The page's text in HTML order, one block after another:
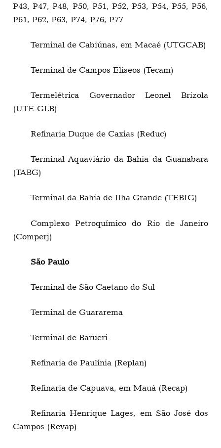
P43, P47, P48, P50, P51, P52, P53, P54, P55, P56,
P61, P62, P63, P74, P76, P77
Terminal de Cabiúnas, em Macaé (UTGCAB)
Terminal de Campos Elíseos (Tecam)
Termelétrica Governador Leonel Brizola
(UTE-GLB)
Refinaria Duque de Caxias (Reduc)
Terminal Aquaviário da Bahia da Guanabara
(TABG)
Terminal da Bahia de Ilha Grande (TEBIG)
Complexo Petroquímico do Rio de Janeiro
(Comperj)
São Paulo
Terminal de São Caetano do Sul
Terminal de Guararema
Terminal de Barueri
Refinaria de Paulínia (Replan)
Refinaria de Capuava, em Mauá (Recap)
Refinaria Henrique Lages, em São José dos
Campos (Revap)